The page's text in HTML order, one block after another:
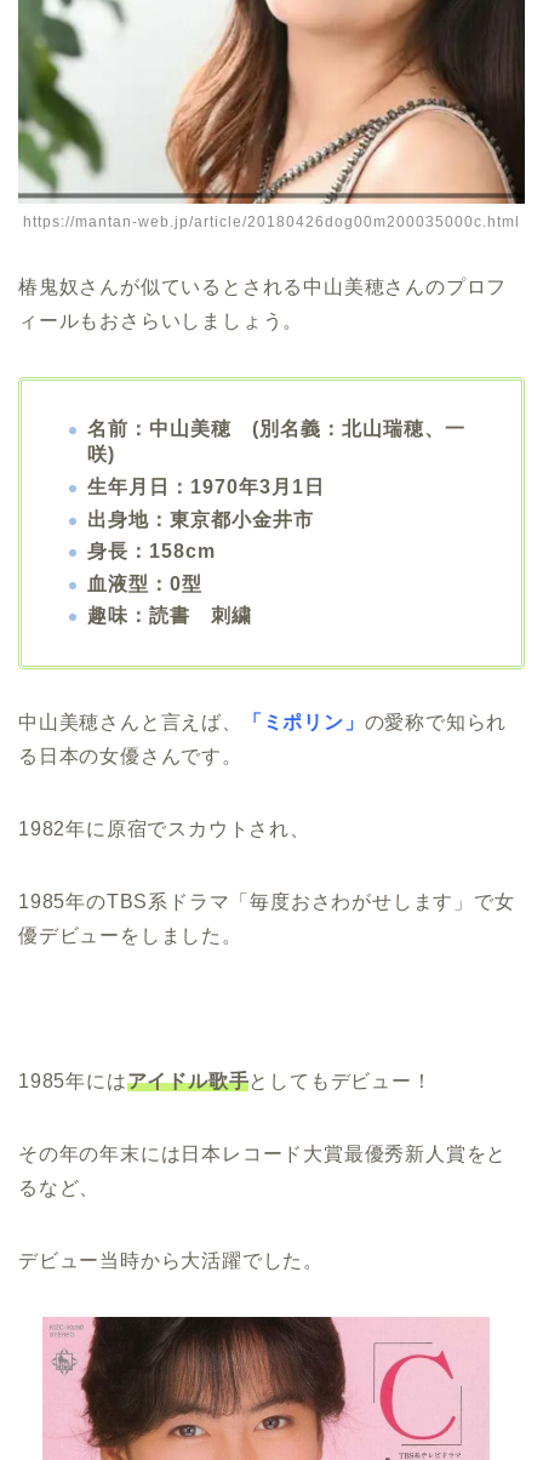
https://mantan-web.jp/article/20180426dog00m200035000c.html
椿鬼奴さんが似ているとされる中山美穂さんのプロフ
ィールもおさらいしましょう。
名前：中山美穂 (別名義：北山瑞穂、一
咲)
生年月日：1970年3月1日
出身地：東京都小金井市
身長：158cm
血液型：0型
趣味：読書 刺繍
中山美穂さんと言えば、 「ミポリン」 の愛称で知られ
る日本の女優さんです。
1982年に原宿でスカウトされ、
1985年のTBS系ドラマ「毎度おさわがせします」で女
優デビューをしました。
1985年にはアイドル歌手としてもデビュー！
その年の年末には日本レコード大賞最優秀新人賞をと
るなど、
デビュー当時から大活躍でした。